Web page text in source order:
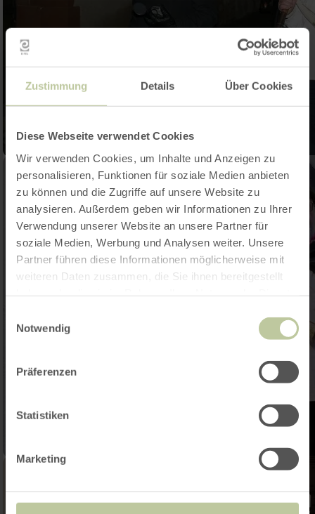
Zustimmung Details Über Cookies
Diese Webseite verwendet Cookies
Wir verwenden Cookies, um Inhalte und Anzeigen zu
personalisieren, Funktionen für soziale Medien anbieten
zu können und die Zugriffe auf unsere Website zu
analysieren. Außerdem geben wir Informationen zu Ihrer
Verwendung unserer Website an unsere Partner für
soziale Medien, Werbung und Analysen weiter. Unsere
Partner führen diese Informationen möglicherweise mit
weiteren Daten zusammen, die Sie ihnen bereitgestellt
Notwendig
Präferenzen
Statistiken
Marketing